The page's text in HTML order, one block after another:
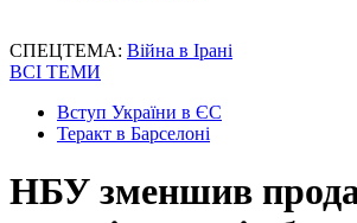
СПЕЦТЕМА: Війна в Ірані
ВСІ ТЕМИ
Вступ України в ЄС
Теракт в Барселоні
НБУ зменшив